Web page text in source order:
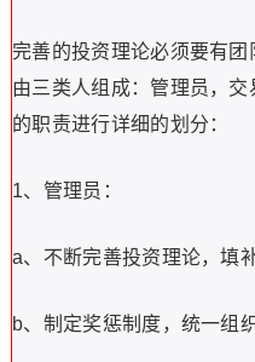
完善的投资理论必须要有
由三类人组成：管理员，交
的职责进行详细的划分：
1、管理员：
a、不断完善投资理论，填
b、制定奖惩制度，统一组